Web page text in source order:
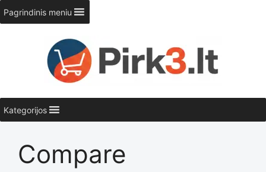
Pereiti
prie
turinio
Pagrindinis meniu
Kategorijos
Compare